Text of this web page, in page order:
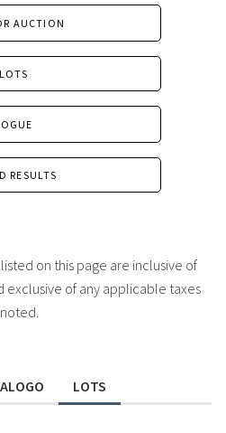
AUCTION
RESULTS
on this page are inclusive of
exclusive of any applicable taxes
LOTS